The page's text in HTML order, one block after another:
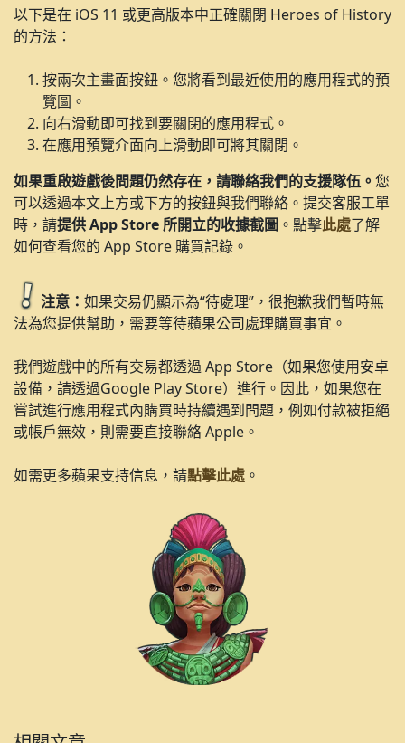
以下是在 iOS 11 或更高版本中正確關閉 Heroes of History
的方法：
按兩次主畫面按鈕。您將看到最近使用的應用程式的預
覽圖。
向右滑動即可找到要關閉的應用程式。
在應用預覽介面向上滑動即可將其關閉。
如果重啟遊戲後問題仍然存在，請聯絡我們的支援隊伍。 您
可以透過本文上方或下方的按鈕與我們聯絡。提交客服工單
時，請提供 App Store 所開立的收據截圖 。點擊此處了解
如何查看您的 App Store 購買記錄。
注意： 如果交易仍顯示為“待處理”，很抱歉我們暫時無
法為您提供幫助，需要等待蘋果公司處理購買事宜。
我們遊戲中的所有交易都透過 App Store（如果您使用安卓
設備，請透過Google Play Store）進行。因此，如果您在
嘗試進行應用程式內購買時持續遇到問題，例如付款被拒絕
或帳戶無效，則需要直接聯絡 Apple。
如需更多蘋果支持信息，請點擊此處 。